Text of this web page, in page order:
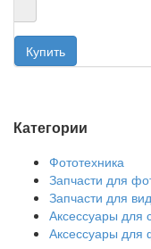
Категории
Фототехника
Запчасти для
Запчасти для
Аксессуары для
Аксессуары для